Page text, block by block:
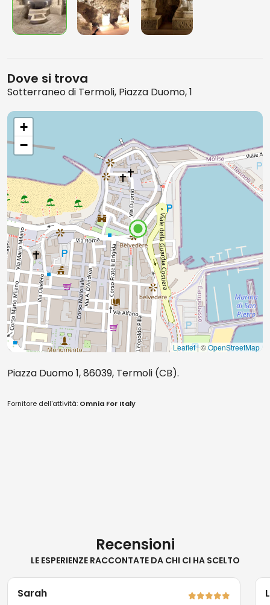
Dove si trova
Sotterraneo di Termoli, Piazza Duomo, 1
+
−
Leaflet| ©OpenStreetMap
Piazza Duomo 1, 86039, Termoli (CB).
Fornitore dell'attività: Omnia For Italy
Recensioni
LE ESPERIENZE RACCONTATE DA CHI CI HA SCELTO
Sarah